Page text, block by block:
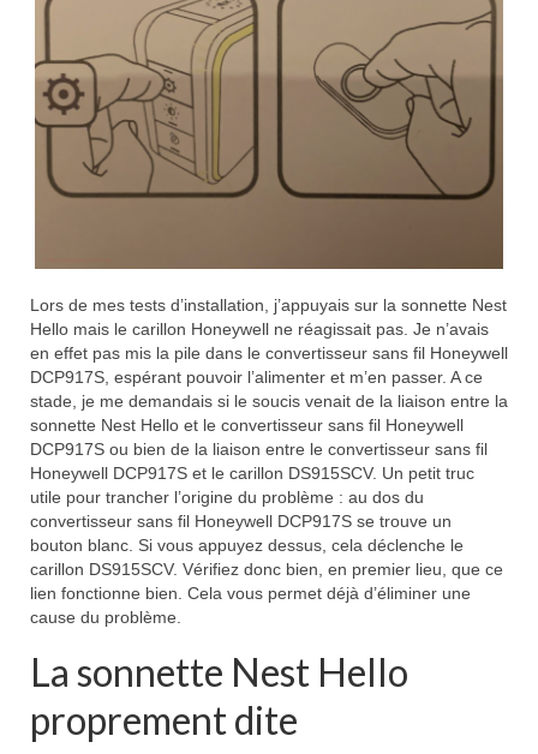
Lors de mes tests d’installation, j’appuyais sur la sonnette Nest
Hello mais le carillon Honeywell ne réagissait pas. Je n’avais
en effet pas mis la pile dans le convertisseur sans fil Honeywell
DCP917S, espérant pouvoir l’alimenter et m’en passer. A ce
stade, je me demandais si le soucis venait de la liaison entre la
sonnette Nest Hello et le convertisseur sans fil Honeywell
DCP917S ou bien de la liaison entre le convertisseur sans fil
Honeywell DCP917S et le carillon DS915SCV. Un petit truc
utile pour trancher l’origine du problème : au dos du
convertisseur sans fil Honeywell DCP917S se trouve un
bouton blanc. Si vous appuyez dessus, cela déclenche le
carillon DS915SCV. Vérifiez donc bien, en premier lieu, que ce
lien fonctionne bien. Cela vous permet déjà d’éliminer une
cause du problème.
La sonnette Nest Hello
proprement dite